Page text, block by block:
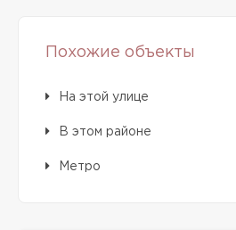
Похожие объекты
На этой улице
В этом районе
Метро